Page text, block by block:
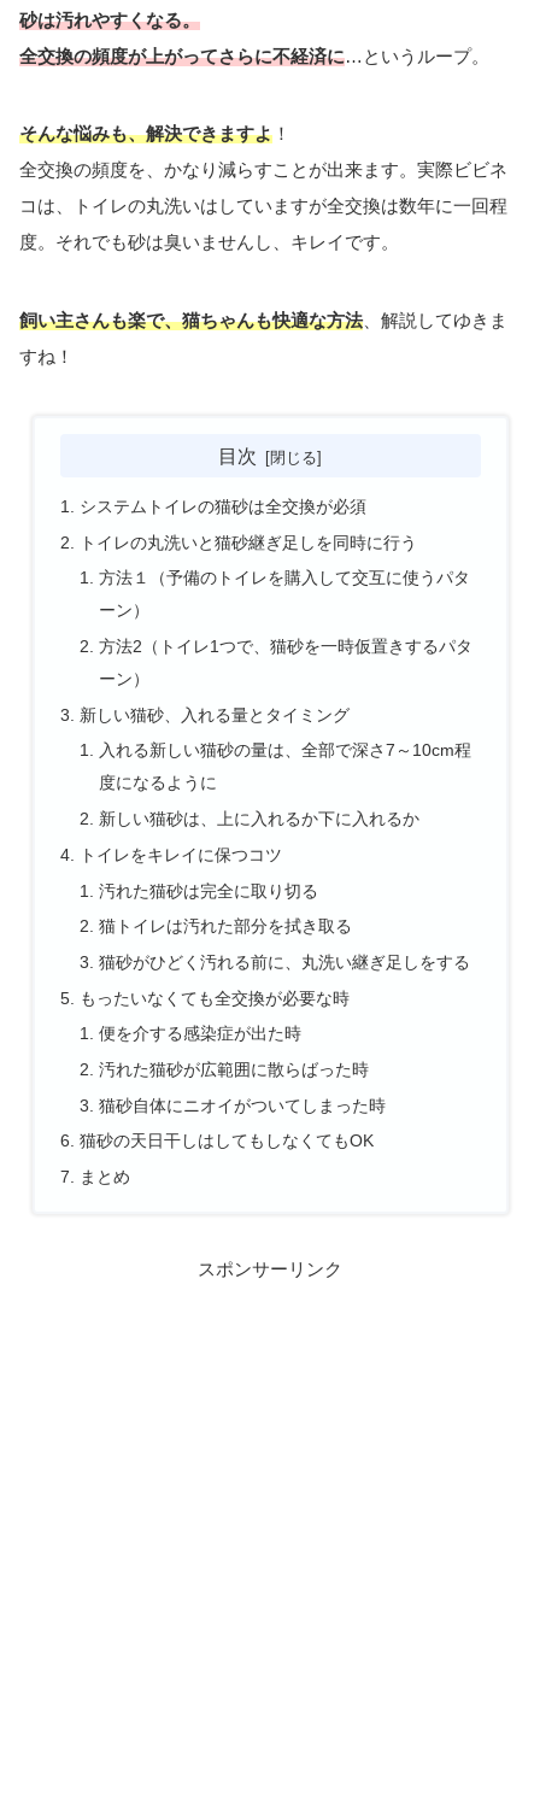
砂は汚れやすくなる。
全交換の頻度が上がってさらに不経済に…というループ。
そんな悩みも、解決できますよ ！
全交換の頻度を、かなり減らすことが出来ます。実際ビビネ
コは、トイレの丸洗いはしていますが全交換は数年に一回程
度。それでも砂は臭いませんし、キレイです。
飼い主さんも楽で、猫ちゃんも快適な方法、解説してゆきま
すね！
目次
システムトイレの猫砂は全交換が必須
トイレの丸洗いと猫砂継ぎ足しを同時に行う
方法１（予備のトイレを購入して交互に使うパタ
ーン）
方法2（トイレ1つで、猫砂を一時仮置きするパタ
ーン）
新しい猫砂、入れる量とタイミング
入れる新しい猫砂の量は、全部で深さ7～10cm程
度になるように
新しい猫砂は、上に入れるか下に入れるか
トイレをキレイに保つコツ
汚れた猫砂は完全に取り切る
猫トイレは汚れた部分を拭き取る
猫砂がひどく汚れる前に、丸洗い継ぎ足しをする
もったいなくても全交換が必要な時
便を介する感染症が出た時
汚れた猫砂が広範囲に散らばった時
猫砂自体にニオイがついてしまった時
猫砂の天日干しはしてもしなくてもOK
まとめ
スポンサーリンク